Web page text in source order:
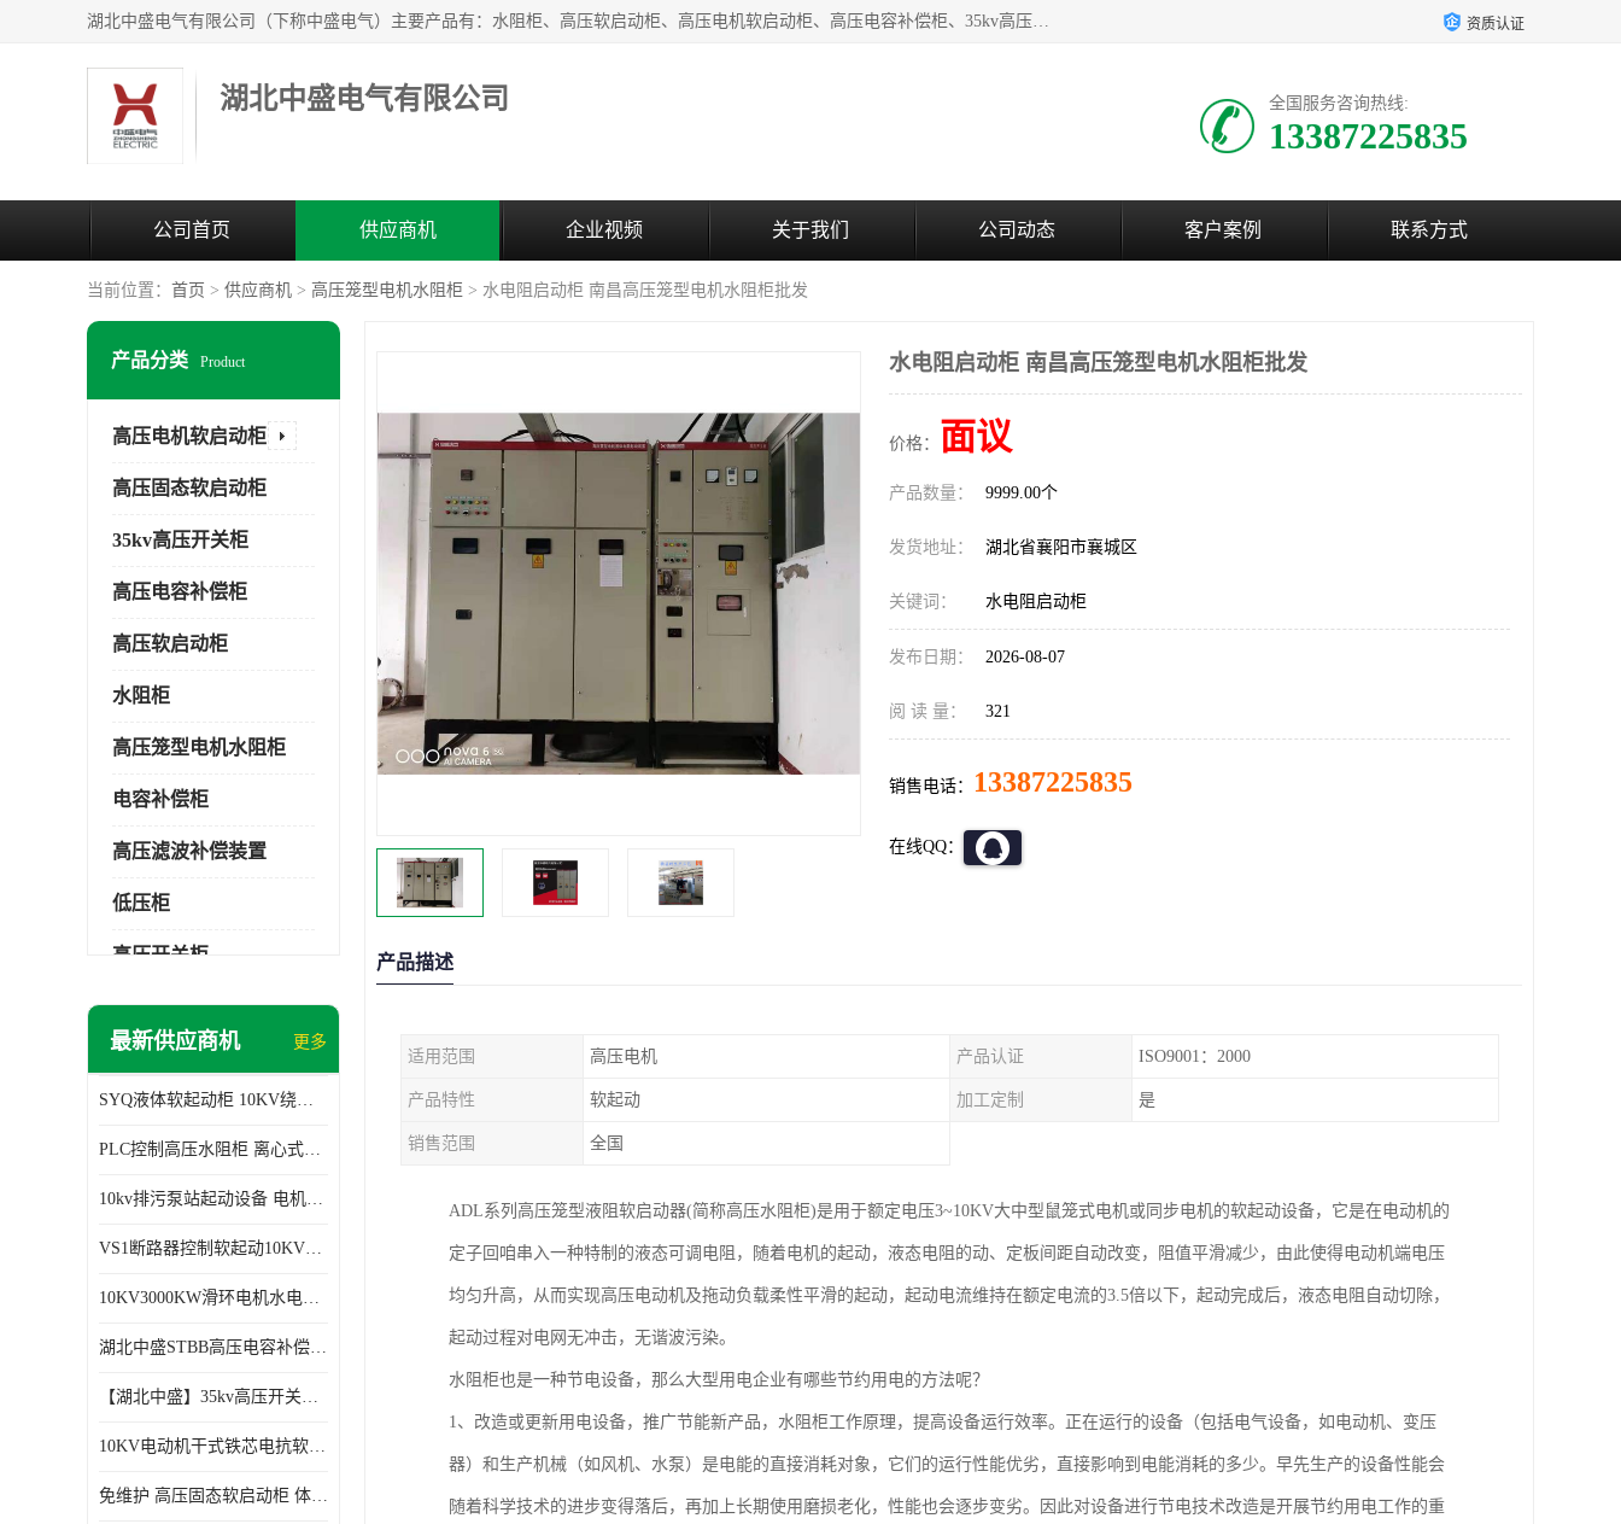
湖北中盛电气有限公司（下称中盛电气）主要产品有：水阻柜、高压软启动柜、高压电机软启动柜、高压电容补偿柜、35kv高压开关柜、高压固态软启动柜等;致力于工业电气控制、电力电子、工业用机器人及自动化产线等产品的研发、制造和应用，是集研发、生产、销售和技术服务于一体的高新技术企业。 资质认证
湖北中盛电气有限公司 全国服务咨询热线:
13387225835
公司首页 供应商机 企业视频 关于我们 公司动态 客户案例 联系方式
当前位置： 首页 > 供应商机 > 高压笼型电机水阻柜 > 水电阻启动柜 南昌高压笼型电机水阻柜批发
产品分类 Product
高压电机软启动柜
高压固态软启动柜
35kv高压开关柜
高压电容补偿柜
高压软启动柜
水阻柜
高压笼型电机水阻柜
电容补偿柜
高压滤波补偿装置
低压柜
高压开关柜
低压补偿柜
磁控软起动装置
SGYQ高压笼型电机液体电阻起动装置
最新供应商机 更多
SYQ液体软起动柜 10KV绕线电机水阻柜需知
PLC控制高压水阻柜 离心式空气压缩机机组成套软启动柜
10kv排污泵站起动设备​ 电机智能软启动柜的特点​
VS1断路器控制软起动10KV一体化高压软工作原理
10KV3000KW滑环电机水电阻软起动控制柜
湖北中盛STBB高压电容补偿柜 10kV高压真空接触器自动分组投切电容补偿柜
【湖北中盛】35kv高压开关柜厂家直销 ​KYN61-40.5成套开关柜选型
10KV电动机干式铁芯电抗软启动柜 电抗器软启动控制设备
免维护 高压固态软启动柜 体积小、结构紧凑 节能降耗 湖北中盛
水电阻启动柜 南昌高压笼型电机水阻柜批发
价格： 面议
产品数量： 9999.00个
发货地址： 湖北省襄阳市襄城区
关键词： 水电阻启动柜
发布日期： 2026-08-07
阅 读 量： 321
销售电话： 13387225835
在线QQ：
产品描述
适用范围 高压电机 产品认证 ISO9001：2000
产品特性 软起动 加工定制 是
销售范围 全国
ADL系列高压笼型液阻软启动器(简称高压水阻柜)是用于额定电压3~10KV大中型鼠笼式电机或同步电机的软起动设备，它是在电动机的
定子回咱串入一种特制的液态可调电阻，随着电机的起动，液态电阻的动、定板间距自动改变，阻值平滑减少，由此使得电动机端电压
均匀升高，从而实现高压电动机及拖动负载柔性平滑的起动，起动电流维持在额定电流的3.5倍以下，起动完成后，液态电阻自动切除，
起动过程对电网无冲击，无谐波污染。
水阻柜也是一种节电设备，那么大型用电企业有哪些节约用电的方法呢？
1、改造或更新用电设备，推广节能新产品，水阻柜工作原理，提高设备运行效率。正在运行的设备（包括电气设备，如电动机、变压
器）和生产机械（如风机、水泵）是电能的直接消耗对象，它们的运行性能优劣，直接影响到电能消耗的多少。早先生产的设备性能会
随着科学技术的进步变得落后，再加上长期使用磨损老化，性能也会逐步变劣。因此对设备进行节电技术改造是开展节约用电工作的重